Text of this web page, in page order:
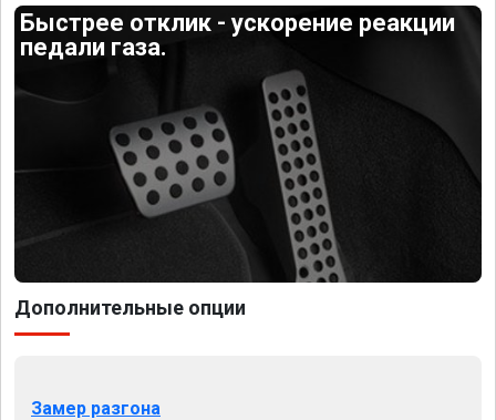
Быстрее отклик - ускорение реакции
педали газа.
Дополнительные опции
Замер разгона